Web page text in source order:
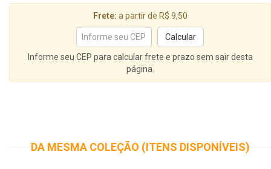
Frete: a partir de R$ 9,50
Informe seu CEP para calcular frete e prazo sem sair desta
página.
DA MESMA COLEÇÃO (ITENS DISPONÍVEIS)